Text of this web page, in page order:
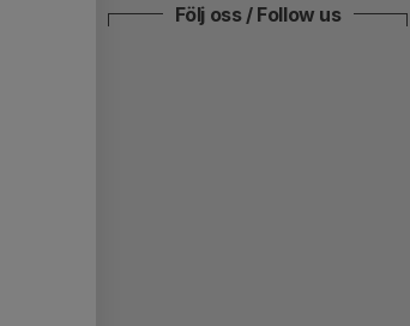
Följ oss / Follow us